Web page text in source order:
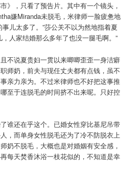
》，只看了预告片。其中有一个镜头，
嫌Miranda未脱毛，米律师一脸疲惫地
儿太多了。”莎公关不以为然地指着夏
人家结婚那么多年了也没一腿毛啊。”
不说夏贵妇一贯以来唧唧歪歪一身洁癖
师奶，前夫与现任丈夫都有点钱，虽不
亲力亲为。不过米律师也不好把这事推
至于连脱毛的时间挤不出来呢。只好控
谁还在乎这个。已婚女性穿比基尼吊带
，而单身女性脱毛还为了冷不防脱衣上
奶不脱毛，大概也是对婚姻有安全感，
每天焚香沐浴一枝花似的，不知道是幸